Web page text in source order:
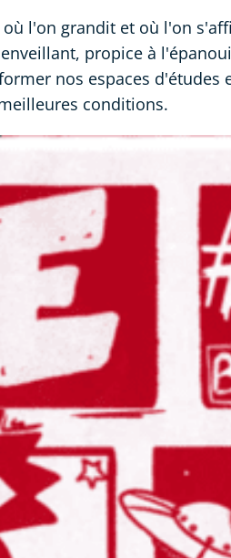
l'on grandit et où l'on
propice à
nos espaces d'études
conditions.